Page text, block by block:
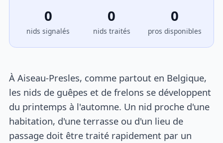
0
nids signalés
0
nids traités
0
pros disponibles
À Aiseau-Presles, comme partout en Belgique,
les nids de guêpes et de frelons se développent
du printemps à l'automne. Un nid proche d'une
habitation, d'une terrasse ou d'un lieu de
passage doit être traité rapidement par un